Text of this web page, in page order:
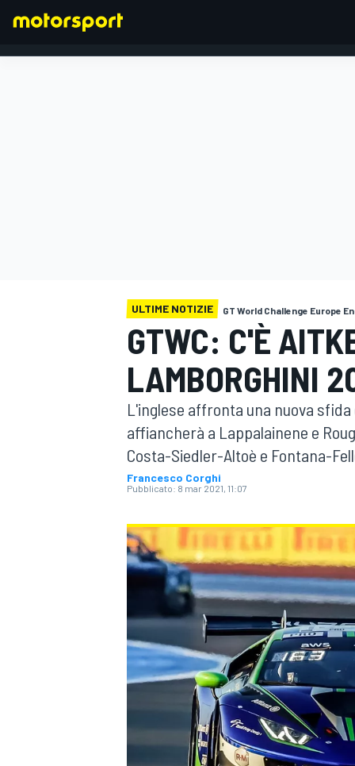
MOTOGP WEC
WRC
ULTIME NOTIZIE GT World Challenge Europe
GTWC: C'È
LAMBORGHINI
L'inglese affronta una nuova
affiancherà a Lappalainene e
Costa-Siedler-Altoè e Fontana-
Francesco Corghi
Pubblicato: 8 mar 2021, 11:07